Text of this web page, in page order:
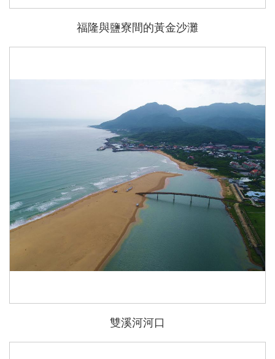
福隆與鹽寮間的黃金沙灘
雙溪河河口